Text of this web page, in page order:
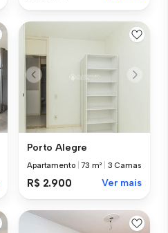
Porto Alegre
Apartamento |73 m² 3 Camas
R$ 2.900 Ver mais